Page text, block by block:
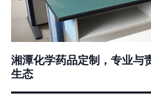
湘潭化学药品定制，专业
生态